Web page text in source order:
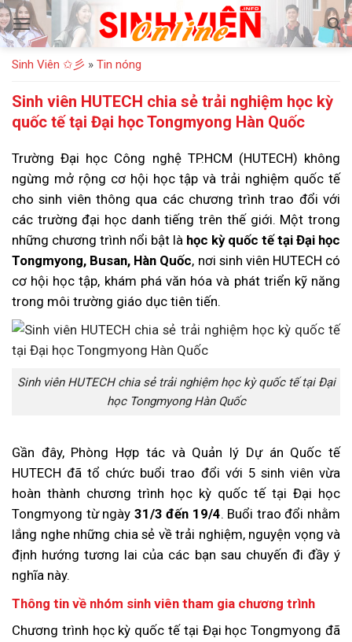
Bỏ
qua
nội
dung
Sinh Viên ✩彡 » Tin nóng
Sinh viên HUTECH chia sẻ trải nghiệm học kỳ
quốc tế tại Đại học Tongmyong Hàn Quốc
Trường Đại học Công nghệ TP.HCM (HUTECH) không
ngừng mở rộng cơ hội học tập và trải nghiệm quốc tế
cho sinh viên thông qua các chương trình trao đổi với
các trường đại học danh tiếng trên thế giới. Một trong
những chương trình nổi bật là học kỳ quốc tế tại Đại học
Tongmyong, Busan, Hàn Quốc, nơi sinh viên HUTECH có
cơ hội học tập, khám phá văn hóa và phát triển kỹ năng
trong môi trường giáo dục tiên tiến.
Sinh viên HUTECH chia sẻ trải nghiệm học kỳ quốc tế tại Đại
học Tongmyong Hàn Quốc
Gần đây, Phòng Hợp tác và Quản lý Dự án Quốc tế
HUTECH đã tổ chức buổi trao đổi với 5 sinh viên vừa
hoàn thành chương trình học kỳ quốc tế tại Đại học
Tongmyong từ ngày 31/3 đến 19/4. Buổi trao đổi nhằm
lắng nghe những chia sẻ về trải nghiệm, nguyện vọng và
định hướng tương lai của các bạn sau chuyến đi đầy ý
nghĩa này.
Thông tin về nhóm sinh viên tham gia chương trình
Chương trình học kỳ quốc tế tại Đại học Tongmyong đã